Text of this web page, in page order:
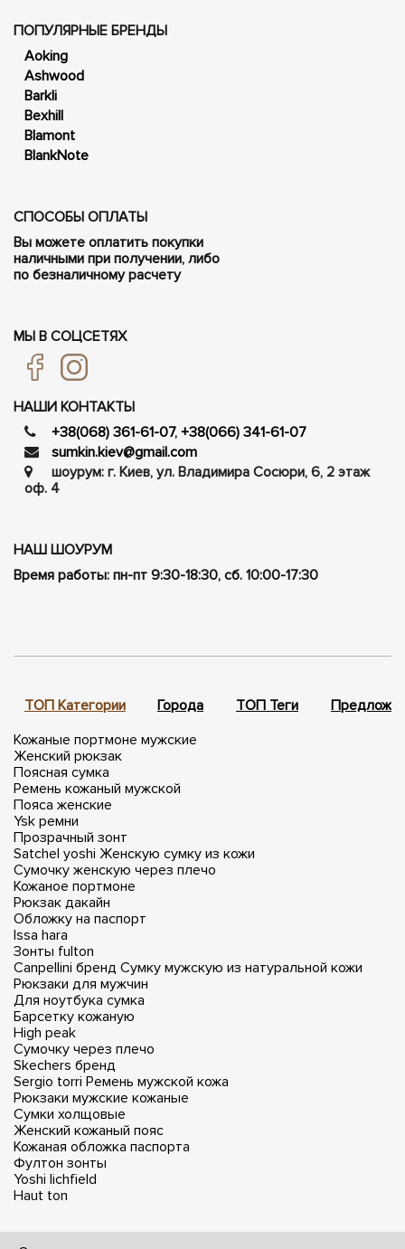
ПОПУЛЯРНЫЕ БРЕНДЫ
Aoking
Ashwood
Barkli
Bexhill
Blamont
BlankNote
СПОСОБЫ ОПЛАТЫ
Вы можете оплатить покупки
наличными при получении, либо
по безналичному расчету
МЫ В СОЦСЕТЯХ
НАШИ КОНТАКТЫ
+38(068) 361-61-07, +38(066) 341-61-07
sumkin.kiev@gmail.com
шоурум: г. Киев, ул. Владимира Сосюри, ​​6, 2 этаж
оф. 4
НАШ ШОУРУМ
Время работы: пн-пт 9:30-18:30, сб. 10:00-17:30
ТОП Категории Города ТОП Теги
Кожаные портмоне мужские
Женский рюкзак
Поясная сумка
Ремень кожаный мужской
Пояса женские
Ysk ремни
Прозрачный зонт
Satchel yoshi Женскую сумку из кожи
Сумочку женскую через плечо
Кожаное портмоне
Рюкзак дакайн
Обложку на паспорт
Issa hara
Зонты fulton
Canpellini бренд Сумку мужскую из натуральной кожи
Рюкзаки для мужчин
Для ноутбука сумка
Барсетку кожаную
High peak
Сумочку через плечо
Skechers бренд
Sergio torri Ремень мужской кожа
Рюкзаки мужские кожаные
Сумки холщовые
Женский кожаный пояс
Кожаная обложка паспорта
Фултон зонты
Yoshi lichfield
Haut ton